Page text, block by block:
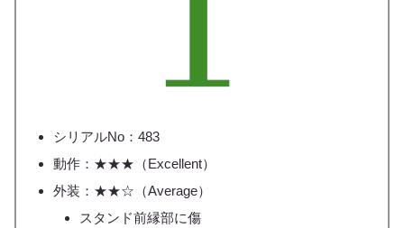
シリアルNo：483
動作：★★★（Excellent）
外装：★★☆（Average）
スタンド前縁部に傷